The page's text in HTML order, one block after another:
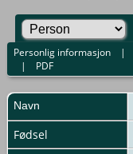
Personlig informasjon |
| PDF
Navn
Fødsel